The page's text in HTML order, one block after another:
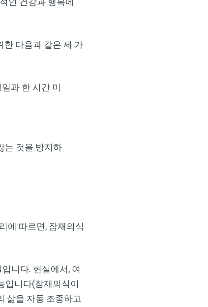
한 다음과 같은 세 가
과 한 시간 미
는 것을 방지하
에 따르면, 잠재의식
니다. 현실에서, 여
입니다(잠재의식이
삶을 자동 조종하고